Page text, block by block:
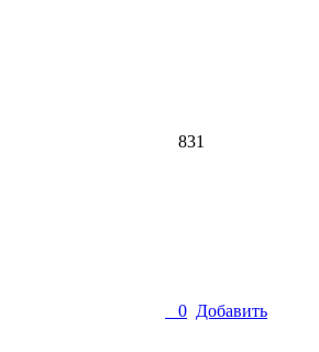
831
0 Добавить